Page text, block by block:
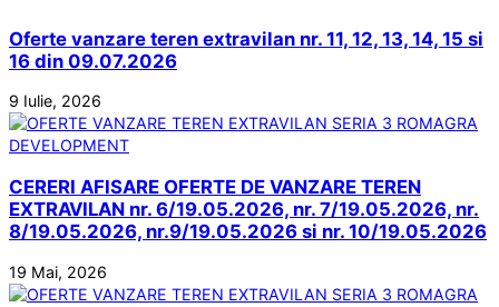
Oferte vanzare teren extravilan nr. 11, 12, 13, 14, 15 si
16 din 09.07.2026
9 Iulie, 2026
CERERI AFISARE OFERTE DE VANZARE TEREN
EXTRAVILAN nr. 6/19.05.2026, nr. 7/19.05.2026, nr.
8/19.05.2026, nr.9/19.05.2026 si nr. 10/19.05.2026
19 Mai, 2026